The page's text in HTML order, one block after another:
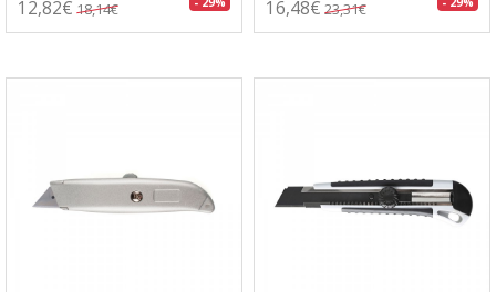
12,82€ 18,14€ - 29% 16,48€ 23,31€ - 29%